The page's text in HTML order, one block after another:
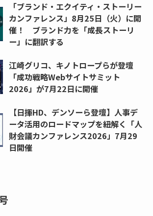
「ブランド・エクイティ・ストーリー
カンファレンス」8月25日（火）に開
催！ ブランド力を「成長ストーリ
ー」に翻訳する
江崎グリコ、キノトロープらが登壇
「成功戦略Webサイトサミット
2026」が7月22日に開催
【日揮HD、デンソーら登壇】人事デ
ータ活用のロードマップを紐解く「人
財会議カンファレンス2026」7月29
日開催